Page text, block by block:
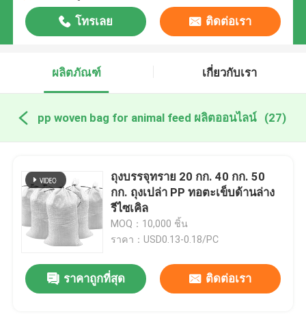
โทรเลย ติดต่อเรา
ผลิตภัณฑ์ เกี่ยวกับเรา
pp woven bag for animal feed ผลิตออนไลน์ (27)
ถุงบรรจุทราย 20 กก. 40 กก. 50
กก. ถุงเปล่า PP ทอตะเข็บด้านล่าง
รีไซเคิล
MOQ：10,000 ชิ้น
ราคา：USD0.13-0.18/PC
ราคาถูกที่สุด ติดต่อเรา